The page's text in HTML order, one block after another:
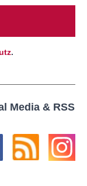
.
Media & RSS